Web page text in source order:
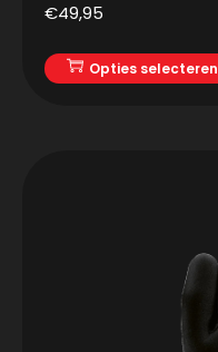
€49,95
Opties selecteren